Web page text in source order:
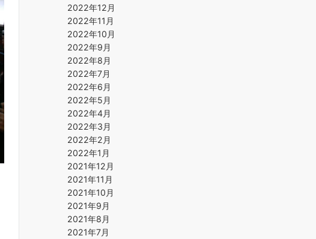
2022年12月
2022年11月
2022年10月
2022年9月
2022年8月
2022年7月
2022年6月
2022年5月
2022年4月
2022年3月
2022年2月
2022年1月
2021年12月
2021年11月
2021年10月
2021年9月
2021年8月
2021年7月